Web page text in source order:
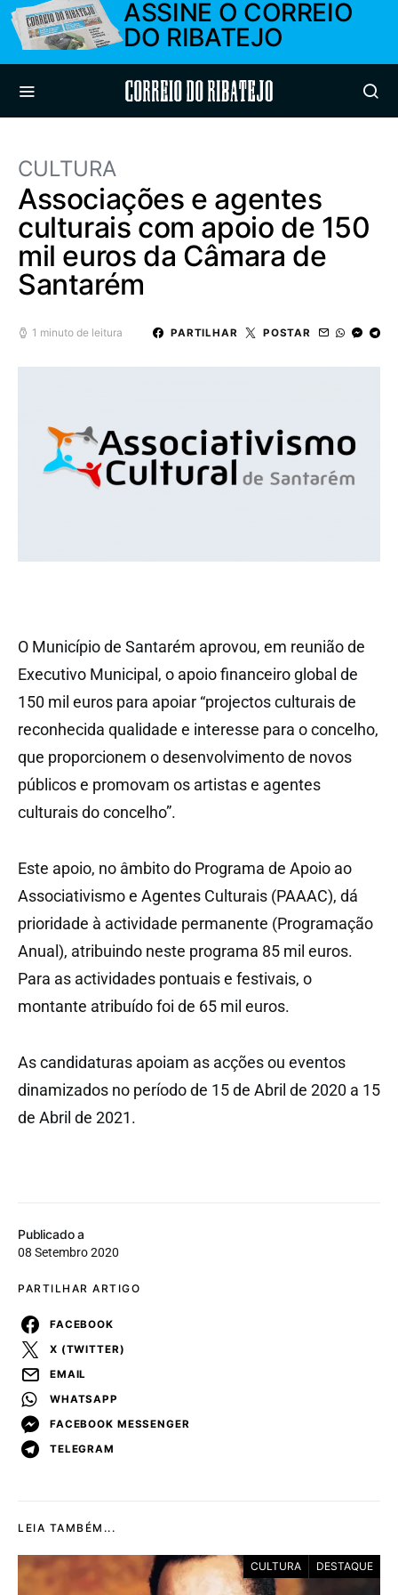
ASSINE O CORREIO
DO RIBATEJO
Correio do Ribatejo
CULTURA
Associações e agentes
culturais com apoio de 150
mil euros da Câmara de
Santarém
1 minuto de leitura PARTILHAR POSTAR
Publicado a
08 Setembro 2020
PARTILHAR ARTIGO
FACEBOOK
X (TWITTER)
EMAIL
WHATSAPP
FACEBOOK MESSENGER
TELEGRAM
O Município de Santarém aprovou, em reunião de
Executivo Municipal, o apoio financeiro global de
150 mil euros para apoiar “projectos culturais de
reconhecida qualidade e interesse para o concelho,
que proporcionem o desenvolvimento de novos
públicos e promovam os artistas e agentes
culturais do concelho”.
Este apoio, no âmbito do Programa de Apoio ao
Associativismo e Agentes Culturais (PAAAC), dá
prioridade à actividade permanente (Programação
Anual), atribuindo neste programa 85 mil euros.
Para as actividades pontuais e festivais, o
montante atribuído foi de 65 mil euros.
As candidaturas apoiam as acções ou eventos
dinamizados no período de 15 de Abril de 2020 a 15
de Abril de 2021.
LEIA TAMBÉM...
CULTURA DESTAQUE